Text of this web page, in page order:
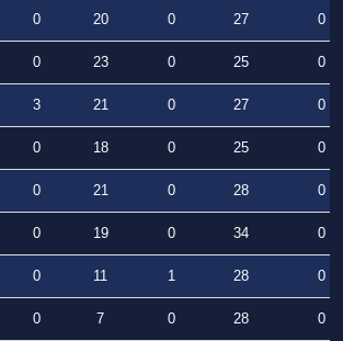
0 20 0 27
0
0 23 0 25
0
3 21 0 27
0
0 18 0 25
0
0 21 0 28
0
0 19 0 34
0
0 11 1 28
0
0 7 0 28
0